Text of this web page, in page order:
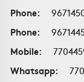
Phone:
Phone:
Mobile:
Whatsapp: